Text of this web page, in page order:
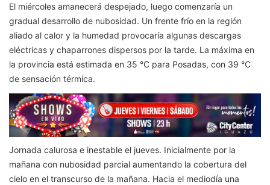
El miércoles amanecerá despejado, luego comenzaría un
gradual desarrollo de nubosidad. Un frente frío en la región
aliado al calor y la humedad provocaría algunas descargas
eléctricas y chaparrones dispersos por la tarde. La máxima en
la provincia está estimada en 35 °C para Posadas, con 39 °C
de sensación térmica.
Jornada calurosa e inestable el jueves. Inicialmente por la
mañana con nubosidad parcial aumentando la cobertura del
cielo en el transcurso de la mañana. Hacia el mediodía una